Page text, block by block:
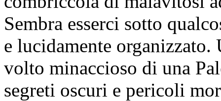
Sembra esserci sotto
e lucidamente
volto minaccioso di una
segreti oscuri e pericoli